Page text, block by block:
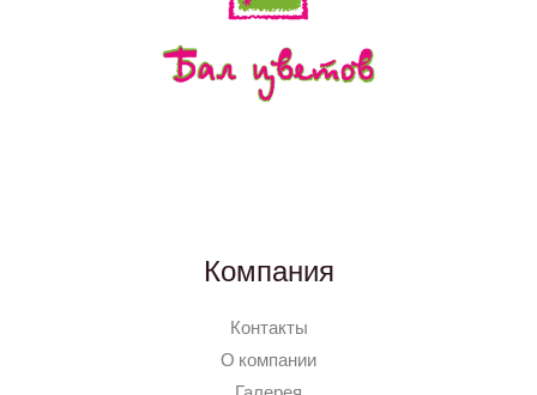
Компания
Контакты
О компании